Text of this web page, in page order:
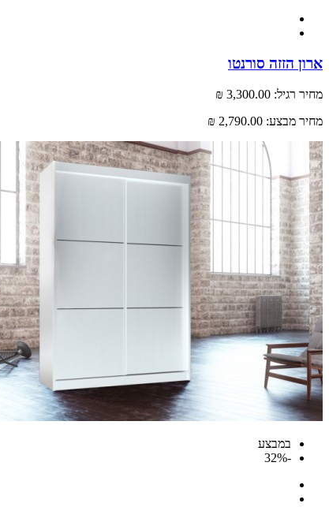
ארון הזזה סורנטו
מחיר רגיל: 3,300.00 ₪
מחיר מבצע: 2,790.00 ₪
במבצע
-32%